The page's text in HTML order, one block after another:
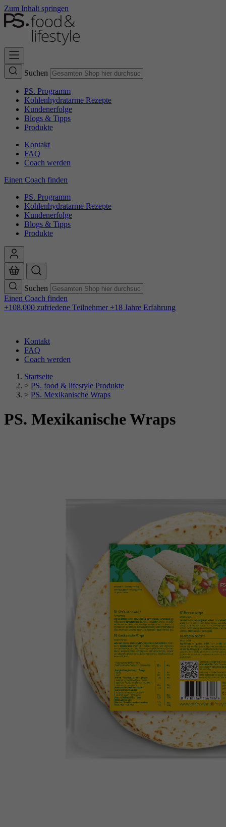
Zum Inhalt springen
Suchen
PS. Programm
Kohlenhydratarme Rezepte
Kundenerfolge
Blogs & Tipps
Produkte
Kontakt
FAQ
Coach werden
Einen Coach finden
PS. Programm
Kohlenhydratarme Rezepte
Kundenerfolge
Blogs & Tipps
Produkte
Suchen
Einen Coach finden
+108.000 zufriedene Teilnehmer +18 Jahre Erfahrung
Kontakt
FAQ
Coach werden
Startseite
> PS. food & lifestyle Produkte
> PS. Mexikanische Wraps
PS. Mexikanische Wraps